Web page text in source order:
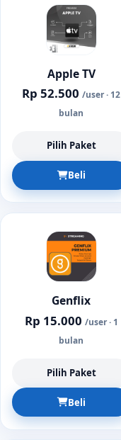
Apple TV
Rp 52.500/user · 12
bulan
Pilih Paket
Beli
Genflix
Rp 15.000 /user · 1
bulan
Pilih Paket
Beli